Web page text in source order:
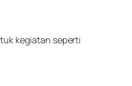
kegiatan seperti